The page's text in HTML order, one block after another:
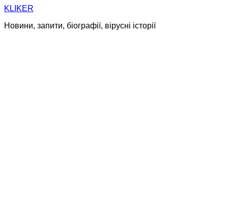
Skip
content
KLIKER
Новини, запити, біографії, вірусні історії